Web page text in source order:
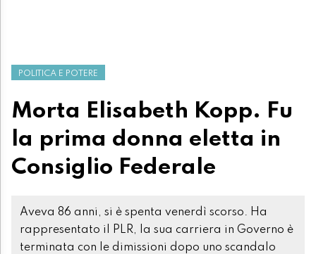
POLITICA E POTERE
Morta Elisabeth Kopp. Fu
la prima donna eletta in
Consiglio Federale
Aveva 86 anni, si è spenta venerdì scorso. Ha
rappresentato il PLR, la sua carriera in Governo è
terminata con le dimissioni dopo uno scandalo